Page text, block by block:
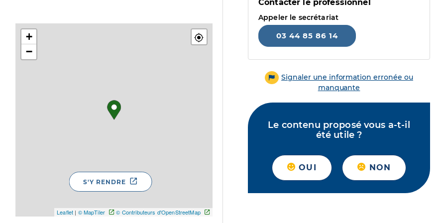
+
−
Leaflet | © MapTiler © Contributeurs d'OpenStreetMap
S'Y RENDRE
Contacter le professionnel
Appeler le secrétariat
03 44 85 86 14
Signaler une information erronée ou
manquante
Le contenu proposé vous a-t-il
été utile ?
OUI NON